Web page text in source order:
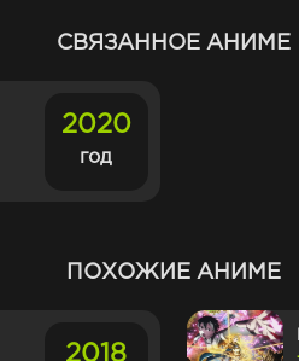
СВЯЗАННОЕ АНИМЕ
2020
год
ПОХОЖИЕ АНИМЕ
2018